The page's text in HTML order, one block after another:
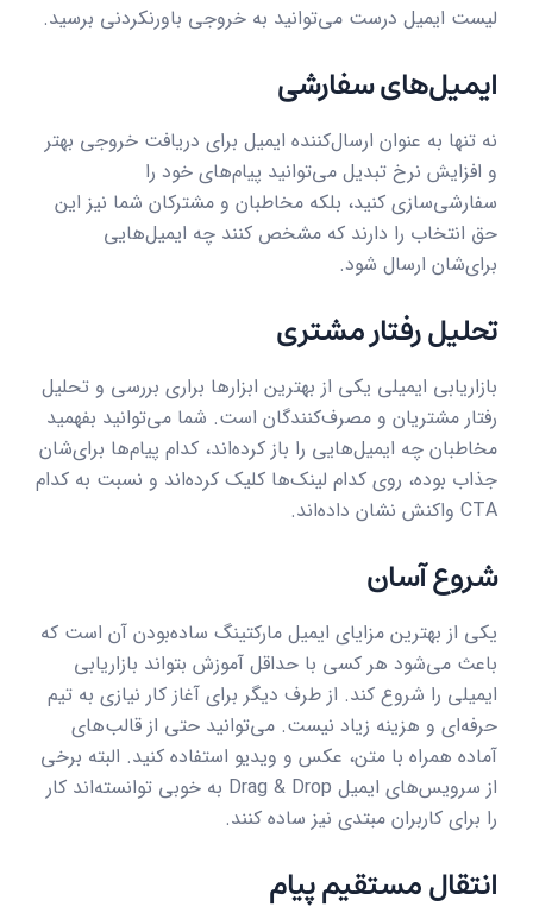
لیست ایمیل درست می‌توانید به خروجی باورنکردنی برسید.
ایمیل‌های سفارشی
نه تنها به عنوان ارسال‌کننده ایمیل برای دریافت خروجی بهتر
و افزایش نرخ تبدیل می‌توانید پیام‌های خود را
سفارشی‌سازی کنید، بلکه مخاطبان و مشترکان شما نیز این
حق انتخاب را دارند که مشخص کنند چه ایمیل‌هایی
برای‌شان ارسال شود.
تحلیل رفتار مشتری
بازاریابی ایمیلی یکی از بهترین ابزارها براری بررسی و تحلیل
رفتار مشتریان و مصرف‌کنندگان است. شما می‌توانید بفهمید
مخاطبان چه ایمیل‌هایی را باز کرده‌اند، کدام پیام‌ها برای‌شان
جذاب بوده، روی کدام لینک‌ها کلیک کرده‌اند و نسبت به کدام
CTA واکنش نشان داده‌اند.
شروع آسان
یکی از بهترین مزایای ایمیل مارکتینگ ساده‌بودن آن است که
باعث می‌شود هر کسی با حداقل آموزش بتواند بازاریابی
ایمیلی را شروع کند. از طرف دیگر برای آغاز کار نیازی به تیم
حرفه‌ای و هزینه زیاد نیست. می‌توانید حتی از قالب‌های
آماده همراه با متن، عکس و ویدیو استفاده کنید. البته برخی
از سرویس‌های ایمیل Drag & Drop به خوبی توانسته‌اند کار
را برای کاربران مبتدی نیز ساده کنند.
انتقال مستقیم پیام